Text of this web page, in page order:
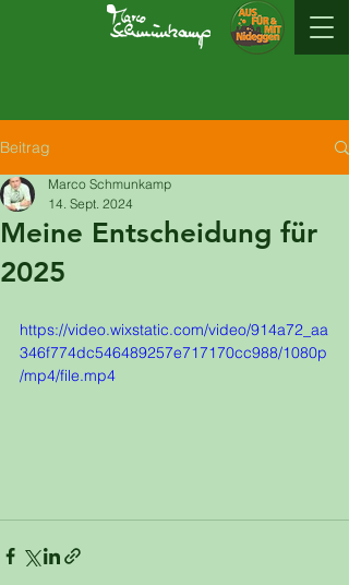
Beitrag
Meine Entscheidung für
2025
Marco Schmunkamp
14. Sept. 2024
https://video.wixstatic.com/video/914a72_aa
346f774dc546489257e717170cc988/1080p
/mp4/file.mp4